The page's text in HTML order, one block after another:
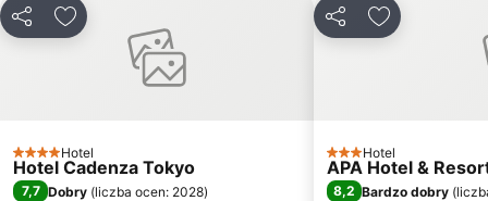
Kawasaki Station
Makuhari Messe
Dworzec Kolejowy Ebisu
Daikanyama
UdostępnijDodaj do ulubionych
4 Kategoria
Hotel
Hotel Cadenza Tokyo
7,7 Dobry (liczba ocen: 2028)
UdostępnijDodaj do
3 Kategoria
Hotel
APA Hotel &
8,2 Bardzo dobry (